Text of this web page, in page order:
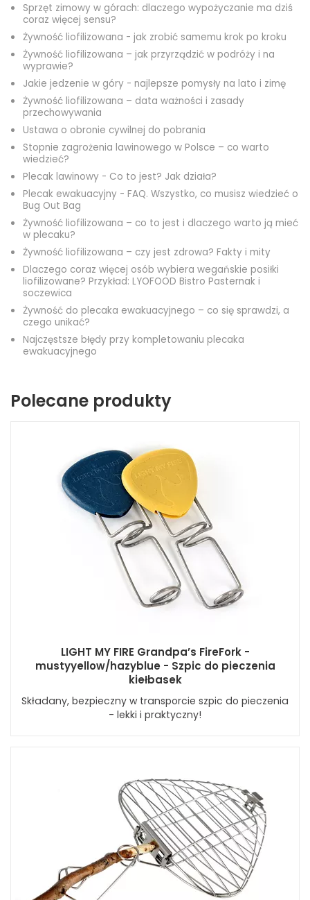
Sprzęt zimowy w górach: dlaczego wypożyczanie ma dziś
coraz więcej sensu?
Żywność liofilizowana - jak zrobić samemu krok po kroku
Żywność liofilizowana – jak przyrządzić w podróży i na
wyprawie?
Jakie jedzenie w góry - najlepsze pomysły na lato i zimę
Żywność liofilizowana – data ważności i zasady
przechowywania
Ustawa o obronie cywilnej do pobrania
Stopnie zagrożenia lawinowego w Polsce – co warto
wiedzieć?
Plecak lawinowy - Co to jest? Jak działa?
Plecak ewakuacyjny - FAQ. Wszystko, co musisz wiedzieć o
Bug Out Bag
Żywność liofilizowana – co to jest i dlaczego warto ją mieć
w plecaku?
Żywność liofilizowana – czy jest zdrowa? Fakty i mity
Dlaczego coraz więcej osób wybiera wegańskie posiłki
liofilizowane? Przykład: LYOFOOD Bistro Pasternak i
soczewica
Żywność do plecaka ewakuacyjnego – co się sprawdzi, a
czego unikać?
Najczęstsze błędy przy kompletowaniu plecaka
ewakuacyjnego
Polecane produkty
LIGHT MY FIRE Grandpa’s FireFork -
mustyyellow/hazyblue - Szpic do pieczenia
kiełbasek
Składany, bezpieczny w transporcie szpic do pieczenia
- lekki i praktyczny!